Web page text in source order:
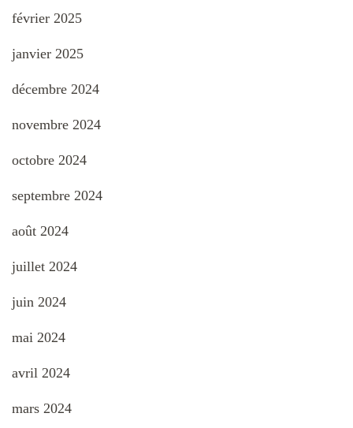
février 2025
janvier 2025
décembre 2024
novembre 2024
octobre 2024
septembre 2024
août 2024
juillet 2024
juin 2024
mai 2024
avril 2024
mars 2024